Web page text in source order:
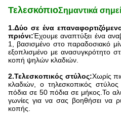
ΤελεσκόπιοΣημαντικά
1.Δύο σε ένα
πριόνι:Έχουμε αναπτύξει ένα
1, βασισμένο στο παραδοσιακό
εξοπλισμένο με ανασυγκρότητο
κοπή ψηλών κλαδιών.
2.Τελεσκοπικός στύλος:Χωρίς
κλαδιών, ο τηλεσκοπικός
πόδια σε 50 πόδια σε μήκος.Το
γωνίες για να σας βοηθήσει να
κοπής.